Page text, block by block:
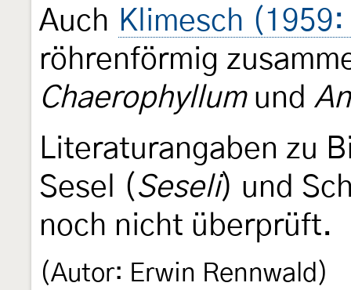
Auch Klimesch
röhrenförmig
Chaerophyllumund
Literaturangaben zu
Sesel ( Seseli) und
noch nicht überprüft.
(Autor: Erwin Rennwald)